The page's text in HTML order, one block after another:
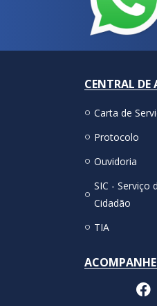
CENTRAL
Carta de
Protocolo
Ouvidoria
SIC - Serviço
Cidadão
TIA
ACOMPANHE